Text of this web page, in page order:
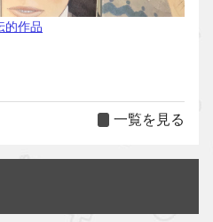
的作品
一覧を見る